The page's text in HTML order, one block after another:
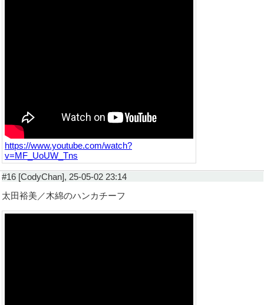
https://www.youtube.com/watch?
v=MF_UoUW_Tns
#16 [CodyChan], 25-05-02 23:14
太田裕美／木綿のハンカチーフ